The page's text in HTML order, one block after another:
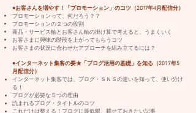
●お客さんを増やす！「プロモーション」のコツ（2017年4月配信分）
プロモーションって、何だろう？？
プロモーションの２つの役割
商品・サービス軸とお客さん軸の掛け算で考えると、うまくいく
お客さまに興味の階段を上がってもらうコツ
お客さまの状況に合わせたアプローチを組み立てるには？
●インターネット集客の要★「ブログ活用の基礎」を知る（2017年5
月配信分）
インターネット集客では、ブログ・ＳＮＳの違いを知って、使い分け
る！
ブログが必要な５つの理由
読まれるブログ・タイトルのコツ
これだけは整える！ブログに最低限、載せておきたい記事